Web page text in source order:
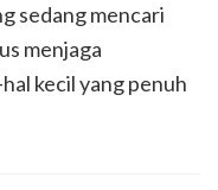
sedang mencari
menjaga
kecil yang penuh